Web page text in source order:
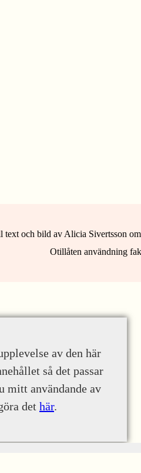
text och bild av Alicia Sivertsson
Otillåten användning
av den här
så det passar
mitt användande av
det här.